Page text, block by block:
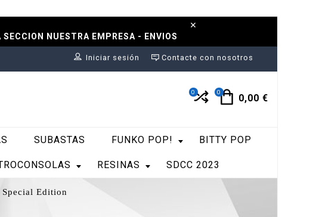
NUESTRA EMPRESA - ENVIOS
Contacte con nosotros
Iniciar sesión
0
0,00 €
0
SUBASTAS FUNKO POP! BITTY POP
RESINAS SDCC 2023
Edition